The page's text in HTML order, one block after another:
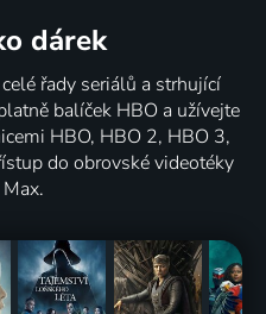
dárek
řady seriálů a strhující
balíček HBO a užívejte
HBO, HBO 2, HBO 3,
do obrovské videotéky